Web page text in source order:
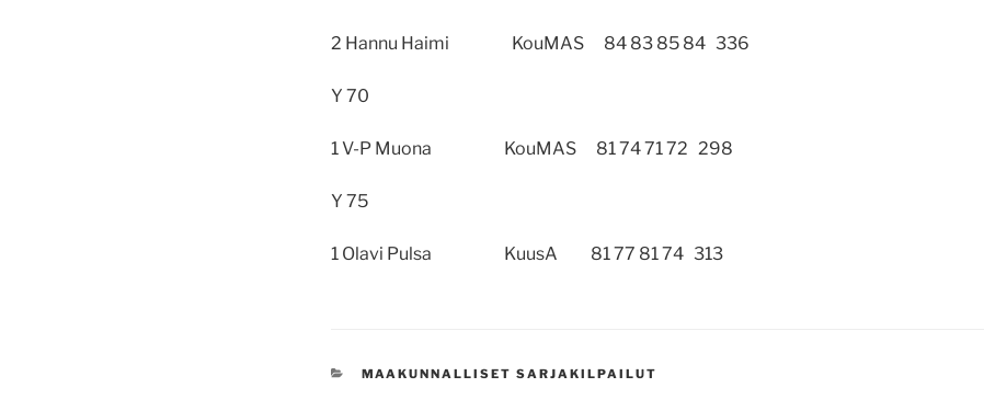
2 Hannu Haimi KouMAS 84 83 85 84 336
Y 70
1 V-P Muona KouMAS 81 74 71 72 298
Y 75
1 Olavi Pulsa KuusA 81 77 81 74 313
KATEGORIAT
MAAKUNNALLISET SARJAKILPAILUT